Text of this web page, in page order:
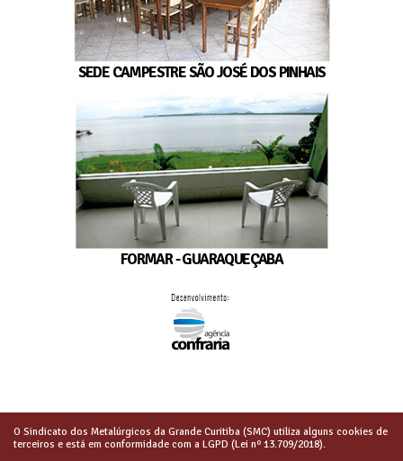
SEDE CAMPESTRE SÃO JOSÉ DOS PINHAIS
FORMAR - GUARAQUEÇABA
O Sindicato dos Metalúrgicos da Grande Curitiba (SMC) utiliza alguns cookies de
terceiros e está em conformidade com a LGPD (Lei nº 13.709/2018).